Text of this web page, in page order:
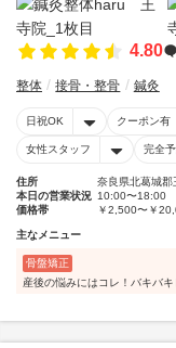
4.80
整体 接骨・整骨 鍼灸
日祝OK クーポン有
女性スタッフ 完全
住所
奈良県北葛城郡
本日の営業状況 10:00〜18:00
価格帯
￥2,500〜￥
主なメニュー
骨盤矯正
産後の悩みにはコレ！バキバ